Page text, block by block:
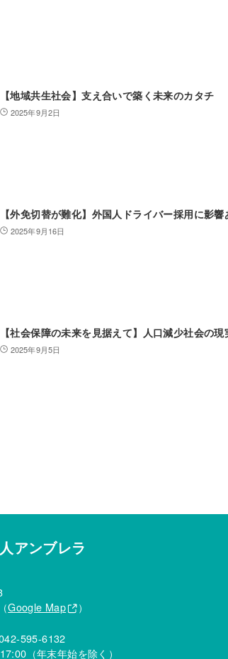
【地域共生社会】支え合いで築く未来のカタチ
2025年9月2日
【外免切替が難化】外国人ドライバー採用に影響
2025年9月16日
【社会保障の未来を見据えて】人口減少社会の現
2025年9月5日
アンブレラ
Google Map ）
595-6132
（年末年始を除く）